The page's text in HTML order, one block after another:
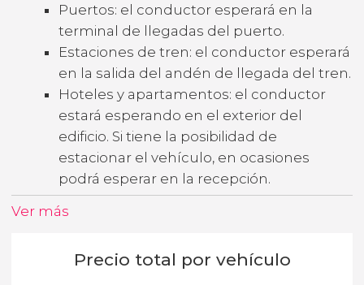
Puertos: el conductor esperará en la
terminal de llegadas del puerto.
Estaciones de tren: el conductor esperará
en la salida del andén de llegada del tren.
Hoteles y apartamentos: el conductor
estará esperando en el exterior del
edificio. Si tiene la posibilidad de
estacionar el vehículo, en ocasiones
podrá esperar en la recepción.
Ver más
Precio total por vehículo